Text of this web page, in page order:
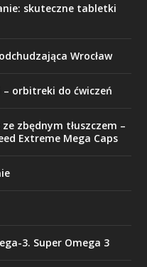
skuteczne tabletki
Wrocław
orbitreki do ćwiczeń
zbędnym tłuszczem –
Extreme Mega Caps
3. Super Omega 3